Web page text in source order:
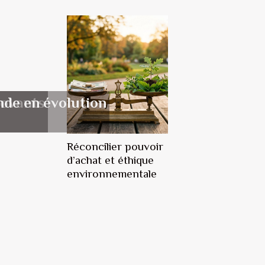
Réconcilier pouvoir
d’achat et éthique
environnementale
en évolution